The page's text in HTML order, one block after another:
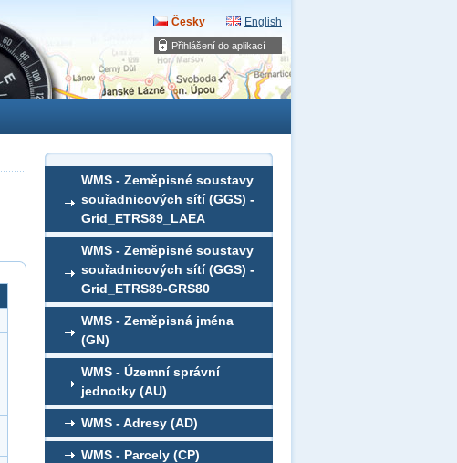
Přihlášení do aplikací
Česky English
WMS - Zeměpisné soustavy
souřadnicových sítí (GGS) -
Grid_ETRS89_LAEA
WMS - Zeměpisné soustavy
souřadnicových sítí (GGS) -
Grid_ETRS89-GRS80
WMS - Zeměpisná jména
(GN)
WMS - Územní správní
jednotky (AU)
WMS - Adresy (AD)
WMS - Parcely (CP)